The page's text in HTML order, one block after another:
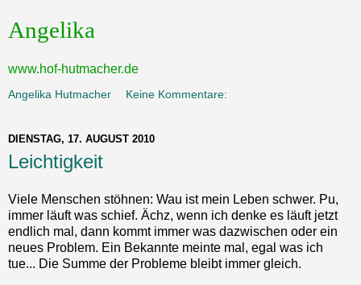
Angelika
www.hof-hutmacher.de
Angelika Hutmacher Keine Kommentare:
DIENSTAG, 17. AUGUST 2010
Leichtigkeit
Viele Menschen stöhnen: Wau ist mein Leben schwer. Pu,
immer läuft was schief. Ächz, wenn ich denke es läuft jetzt
endlich mal, dann kommt immer was dazwischen oder ein
neues Problem. Ein Bekannte meinte mal, egal was ich
tue... Die Summe der Probleme bleibt immer gleich.